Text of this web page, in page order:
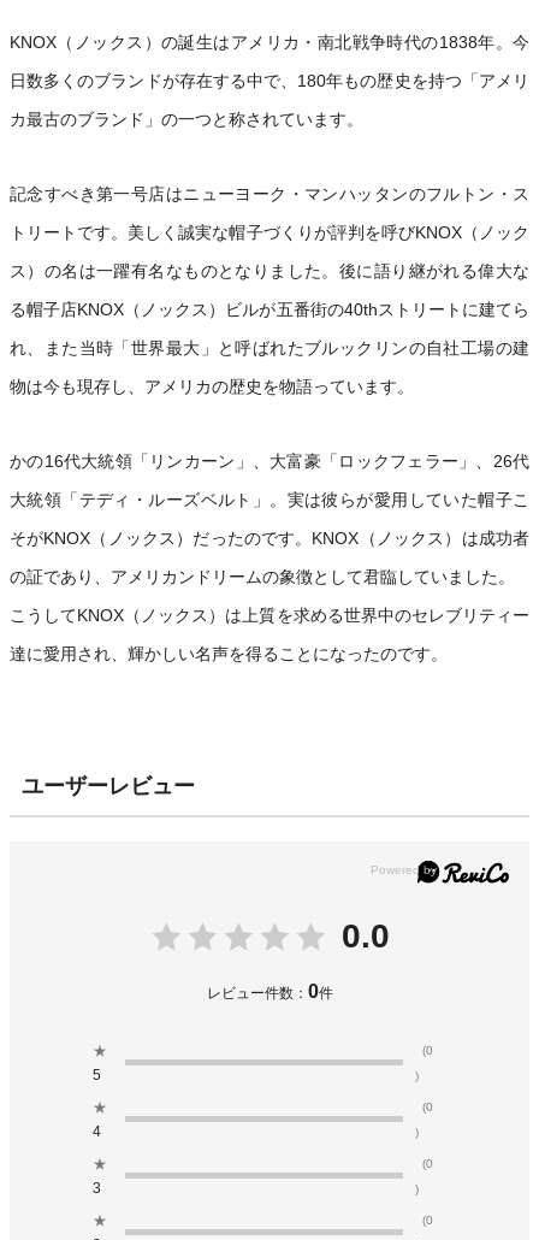
KNOX（ノックス）の誕生はアメリカ・南北戦争時代の1838年。今
日数多くのブランドが存在する中で、180年もの歴史を持つ「アメリ
カ最古のブランド」の一つと称されています。
記念すべき第一号店はニューヨーク・マンハッタンのフルトン・ス
トリートです。美しく誠実な帽子づくりが評判を呼びKNOX（ノック
ス）の名は一躍有名なものとなりました。後に語り継がれる偉大な
る帽子店KNOX（ノックス）ビルが五番街の40thストリートに建てら
れ、また当時「世界最大」と呼ばれたブルックリンの自社工場の建
物は今も現存し、アメリカの歴史を物語っています。
かの16代大統領「リンカーン」、大富豪「ロックフェラー」、26代
大統領「テディ・ルーズベルト」。実は彼らが愛用していた帽子こ
そがKNOX（ノックス）だったのです。KNOX（ノックス）は成功者
の証であり、アメリカンドリームの象徴として君臨していました。
こうしてKNOX（ノックス）は上質を求める世界中のセレブリティー
達に愛用され、輝かしい名声を得ることになったのです。
ユーザーレビュー
0.0
レビュー件数： 0件
★
5
(0
)
★
4
(0
)
★
3
(0
)
★
(0